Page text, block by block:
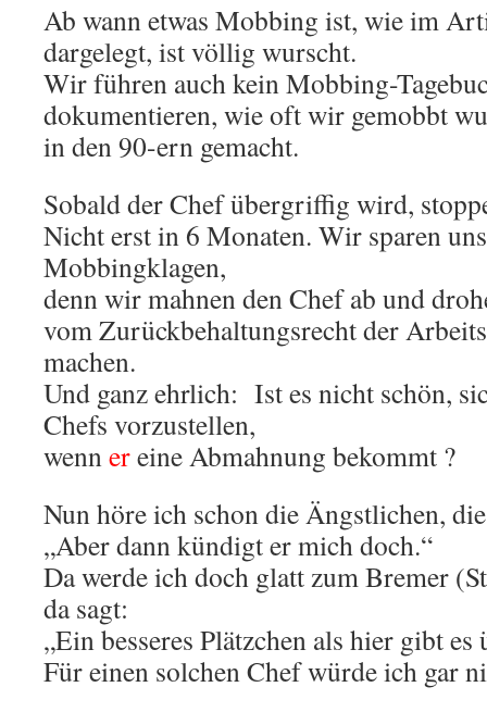
Ab wann etwas Mobbing ist, wie im
dargelegt, ist völlig wurscht.
Wir führen auch kein Mobbing-
dokumentieren, wie oft wir gemobbt
in den 90-ern gemacht.
Sobald der Chef übergriffig wird,
Nicht erst in 6 Monaten. Wir sparen
Mobbingklagen,
denn wir mahnen den Chef ab und
vom Zurückbehaltungsrecht der
machen.
Und ganz ehrlich: Ist es nicht schön,
Chefs vorzustellen,
wennereine Abmahnung bekommt ?
Nun höre ich schon die Ängstlichen,
„Aber dann kündigt er mich doch.“
Da werde ich doch glatt zum Bremer
da sagt:
„Ein besseres Plätzchen als hier gibt es
Für einen solchen Chef würde ich gar